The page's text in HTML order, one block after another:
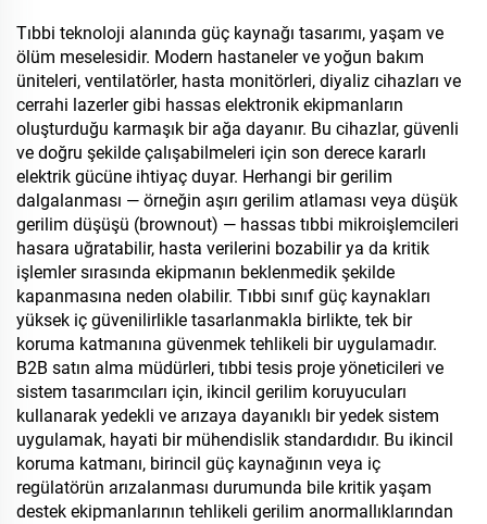
Tıbbi teknoloji alanında güç kaynağı tasarımı, yaşam ve
ölüm meselesidir. Modern hastaneler ve yoğun bakım
üniteleri, ventilatörler, hasta monitörleri, diyaliz cihazları ve
cerrahi lazerler gibi hassas elektronik ekipmanların
oluşturduğu karmaşık bir ağa dayanır. Bu cihazlar, güvenli
ve doğru şekilde çalışabilmeleri için son derece kararlı
elektrik gücüne ihtiyaç duyar. Herhangi bir gerilim
dalgalanması — örneğin aşırı gerilim atlaması veya düşük
gerilim düşüşü (brownout) — hassas tıbbi mikroişlemcileri
hasara uğratabilir, hasta verilerini bozabilir ya da kritik
işlemler sırasında ekipmanın beklenmedik şekilde
kapanmasına neden olabilir. Tıbbi sınıf güç kaynakları
yüksek iç güvenilirlikle tasarlanmakla birlikte, tek bir
koruma katmanına güvenmek tehlikeli bir uygulamadır.
B2B satın alma müdürleri, tıbbi tesis proje yöneticileri ve
sistem tasarımcıları için, ikincil gerilim koruyucuları
kullanarak yedekli ve arızaya dayanıklı bir yedek sistem
uygulamak, hayati bir mühendislik standardıdır. Bu ikincil
koruma katmanı, birincil güç kaynağının veya iç
regülatörün arızalanması durumunda bile kritik yaşam
destek ekipmanlarının tehlikeli gerilim anormallıklarından